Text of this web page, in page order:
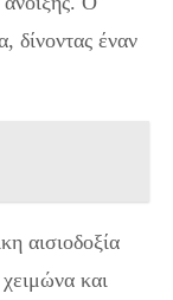
δίνοντας έναν
αισιοδοξία
και